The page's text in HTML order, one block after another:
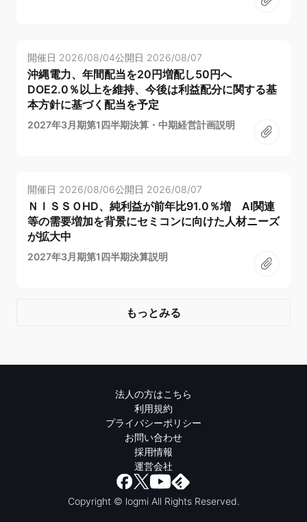
開催日 2026/08/04公開日 2026/08/07
沖縄電力、年間配当を20円増配し50円へ
DOE2.0％以上を維持、今後は利益配分に関する基
本方針に基づく配当を予定
2027年3月期第1四半期決算・中期経営計画説明
開催日 2026/08/06公開日 2026/08/07
ＮＩＳＳＯHD、純利益が前年比91.0％増 AI関連
等の需要増加を背景にセミコンに向けた人材ニーズ
が拡大中
2027年3月期第1四半期決算説明
もっとみる
法人の方はこちら
利用規約
プライバシーポリシー
お問い合わせ
採用情報
運営会社
Copyright © logmi All Rights Reserved.